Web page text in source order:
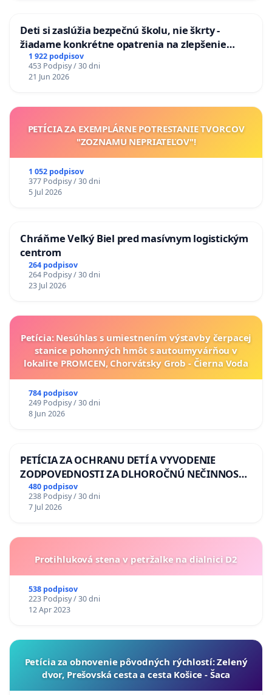
Deti si zaslúžia bezpečnú školu, nie škrty -
žiadame konkrétne opatrenia na zlepšenie
situácie v školstve
1 922 podpisov
453 Podpisy / 30 dni
21 Jun 2026
PETÍCIA ZA EXEMPLÁRNE POTRESTANIE TVORCOV
"ZOZNAMU NEPRIATEĽOV"!
1 052 podpisov
377 Podpisy / 30 dni
5 Jul 2026
Chráňme Veľký Biel pred masívnym logistickým
centrom
264 podpisov
264 Podpisy / 30 dni
23 Jul 2026
Petícia: Nesúhlas s umiestnením výstavby čerpacej
stanice pohonných hmôt s autoumyvárňou v
lokalite PROMCEN, Chorvátsky Grob - Čierna Voda
784 podpisov
249 Podpisy / 30 dni
8 Jun 2026
PETÍCIA ZA OCHRANU DETÍ A VYVODENIE
ZODPOVEDNOSTI ZA DLHOROČNÚ NEČINNOSŤ
A ZLYHANIE ŠTÁTU
480 podpisov
238 Podpisy / 30 dni
7 Jul 2026
Protihluková stena v petržalke na dialnici D2
538 podpisov
223 Podpisy / 30 dni
12 Apr 2023
​Petícia za obnovenie pôvodných rýchlostí: Zelený
dvor, Prešovská cesta a cesta Košice - Šaca